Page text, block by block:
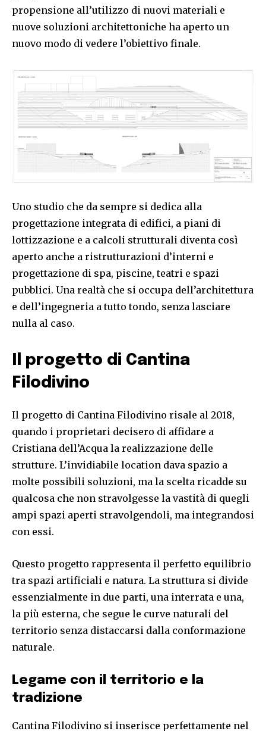
propensione all’utilizzo di nuovi materiali e
nuove soluzioni architettoniche ha aperto un
nuovo modo di vedere l’obiettivo finale.
Uno studio che da sempre si dedica alla
progettazione integrata di edifici, a piani di
lottizzazione e a calcoli strutturali diventa così
aperto anche a ristrutturazioni d’interni e
progettazione di spa, piscine, teatri e spazi
pubblici. Una realtà che si occupa dell’architettura
e dell’ingegneria a tutto tondo, senza lasciare
nulla al caso.
Il progetto di Cantina
Filodivino
Il progetto di Cantina Filodivino risale al 2018,
quando i proprietari decisero di affidare a
Cristiana dell’Acqua la realizzazione delle
strutture. L’invidiabile location dava spazio a
molte possibili soluzioni, ma la scelta ricadde su
qualcosa che non stravolgesse la vastità di quegli
ampi spazi aperti stravolgendoli, ma integrandosi
con essi.
Questo progetto rappresenta il perfetto equilibrio
tra spazi artificiali e natura. La struttura si divide
essenzialmente in due parti, una interrata e una,
la più esterna, che segue le curve naturali del
territorio senza distaccarsi dalla conformazione
naturale.
Legame con il territorio e la
tradizione
Cantina Filodivino si inserisce perfettamente nel